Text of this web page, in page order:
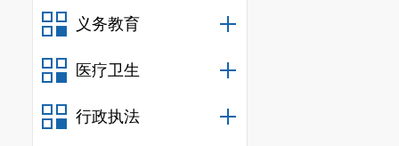
义务教育
医疗卫生
行政执法